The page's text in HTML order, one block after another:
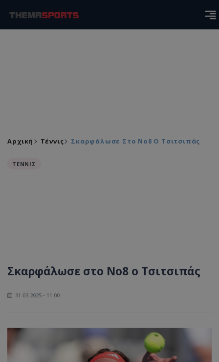
Αρχική Τέννις Σκαρφάλωσε Στο Νο8 Ο Τσιτσιπάς
ΤΕΝΝΙΣ
Σκαρφάλωσε στο Νο8 ο Τσιτσιπάς
31.03.2025 - 11:00